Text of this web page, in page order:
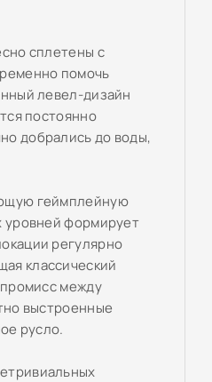
сплетены с
помочь
левел-дизайн
постоянно
добрались до воды,
геймплейную
уровней формирует
регулярно
классический
между
выстроенные
русло.